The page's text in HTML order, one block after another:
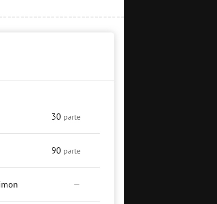
30 parte
90 parte
—